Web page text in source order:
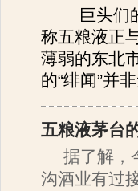
巨头们
称五粮液正
薄弱的东北
的“绯闻”并
五粮液茅台
据了解，
沟酒业有过